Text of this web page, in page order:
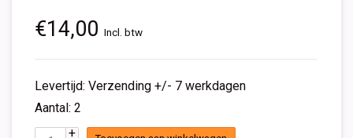
€14,00 Incl. btw
Levertijd: Verzending +/- 7 werkdagen
Aantal: 2
+